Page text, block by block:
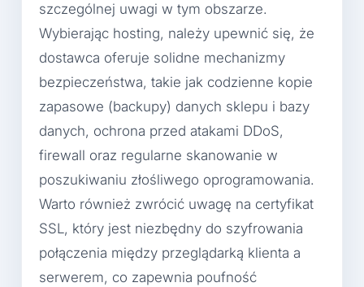
szczególnej uwagi w tym obszarze.
Wybierając hosting, należy upewnić się, że
dostawca oferuje solidne mechanizmy
bezpieczeństwa, takie jak codzienne kopie
zapasowe (backupy) danych sklepu i bazy
danych, ochrona przed atakami DDoS,
firewall oraz regularne skanowanie w
poszukiwaniu złośliwego oprogramowania.
Warto również zwrócić uwagę na certyfikat
SSL, który jest niezbędny do szyfrowania
połączenia między przeglądarką klienta a
serwerem, co zapewnia poufność